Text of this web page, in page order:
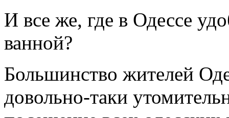
И все же, где в Одессе
ванной?
Большинство жителей
довольно-таки